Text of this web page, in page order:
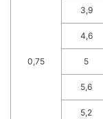
0,75
3,9
4,6
5
5,6
5,2